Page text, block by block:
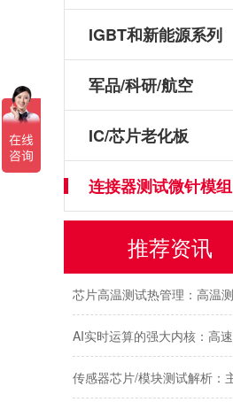
IGBT和新能源系列
军品/科研/航空
IC/芯片老化板
连接器测试微针模组
推荐资讯